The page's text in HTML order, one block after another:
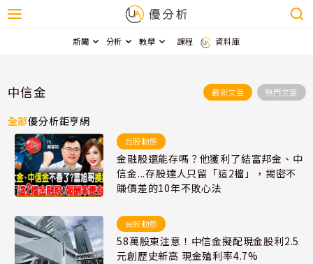
新聞 分析 教學 課程 資料庫
中信金 最新文章 熱門文章
全部優分析鉅亨網
台股動態
金融股還能存嗎？他獲利了結富邦金、中
信金...存股達人只留「這2檔」，揭密不
賺價差的10年不敗心法
台股動態
58萬股東注意！中信金擬配現金股利2.5
元創歷史新高 現金殖利率4.7%